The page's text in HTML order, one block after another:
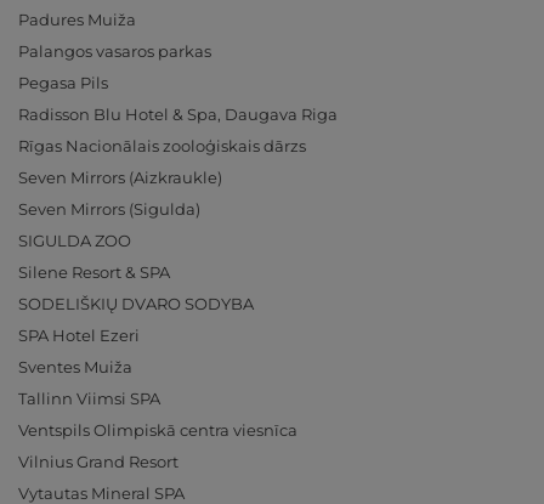
Padures Muiža
Palangos vasaros parkas
Pegasa Pils
Radisson Blu Hotel & Spa, Daugava Riga
Rīgas Nacionālais zooloģiskais dārzs
Seven Mirrors (Aizkraukle)
Seven Mirrors (Sigulda)
SIGULDA ZOO
Silene Resort & SPA
SODELIŠKIŲ DVARO SODYBA
SPA Hotel Ezeri
Sventes Muiža
Tallinn Viimsi SPA
Ventspils Olimpiskā centra viesnīca
Vilnius Grand Resort
Vytautas Mineral SPA